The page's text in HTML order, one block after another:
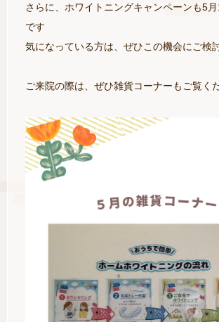
さらに、ホワイトニングキャンペーンも5
です
気になっている方は、ぜひこの機会にご検
ご来院の際は、ぜひ雑貨コーナーもご覧く